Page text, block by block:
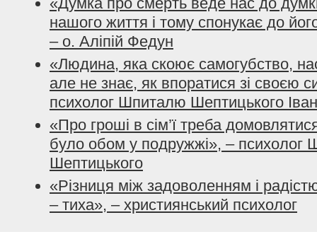
нашого життя і тому спонукає до
– о. Аліпій Федун
«Людина, яка скоює самогубство,
але не знає, як впоратися зі своєю
психолог Шпиталю Шептицького
«Про гроші в сім’ї треба
було обом у подружжі», – психолог
Шептицького
«Різниця між задоволенням і
– тиха», – християнський психолог